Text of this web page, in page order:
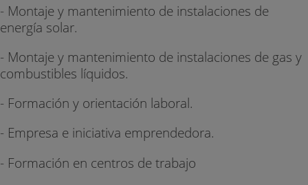
- Montaje y mantenimiento de instalaciones de
energía solar.
- Montaje y mantenimiento de instalaciones de gas y
combustibles líquidos.
- Formación y orientación laboral.
- Empresa e iniciativa emprendedora.
- Formación en centros de trabajo